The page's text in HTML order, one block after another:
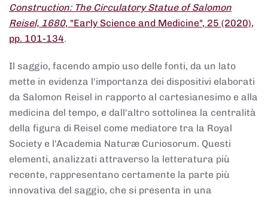
Construction: The Circulatory Statue of Salomon
Reisel, 1680, "Early Science and Medicine", 25 (2020),
pp. 101-134.
Il saggio, facendo ampio uso delle fonti, da un lato
mette in evidenza l'importanza dei dispositivi elaborati
da Salomon Reisel in rapporto al cartesianesimo e alla
medicina del tempo, e dall'altro sottolinea la centralità
della figura di Reisel come mediatore tra la Royal
Society e l'Academia Naturæ Curiosorum. Questi
elementi, analizzati attraverso la letteratura più
recente, rappresentano certamente la parte più
innovativa del saggio, che si presenta in una